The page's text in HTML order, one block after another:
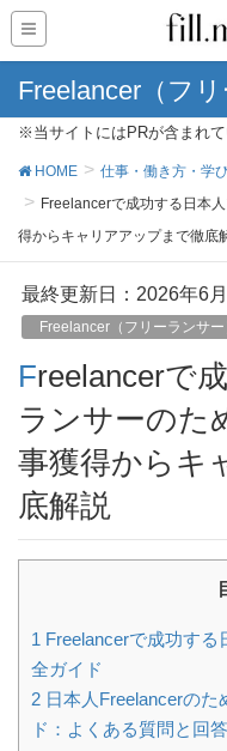
Freelancer（フリ
※当サイトにはPRが含まれて
HOME 仕事・働き方・学
Freelancerで成功する日本
得からキャリアアップまで徹底
最終更新日：2026年6
Freelancer（フリーランサー
Freelancerで成功する日本人フリー
ランサーのた
事獲得からキ
底解説
1 Freelancerで成功す
全ガイド
2 日本人Freelancerのた
ド：よくある質問と回